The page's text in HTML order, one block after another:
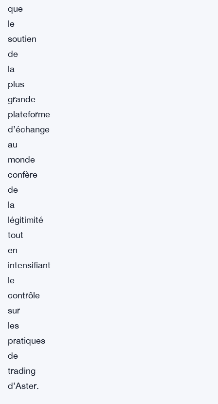
que
le
soutien
de
la
plus
grande
plateforme
d’échange
au
monde
confère
de
la
légitimité
tout
en
intensifiant
le
contrôle
sur
les
pratiques
de
trading
d’Aster.